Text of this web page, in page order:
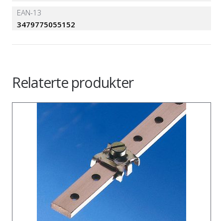
EAN-13
3479775055152
Relaterte produkter